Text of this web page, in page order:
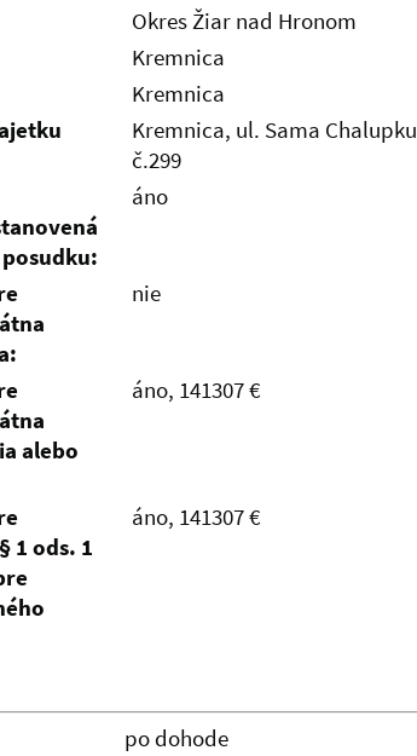
Okres Žiar nad Hronom
Kremnica
Kremnica
Kremnica, ul. Sama Chalupku
č.299
áno
nie
alebo
áno, 141307 €
1 ods. 1
áno, 141307 €
po dohode